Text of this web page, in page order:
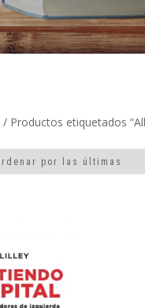
/ Productos etiquetados